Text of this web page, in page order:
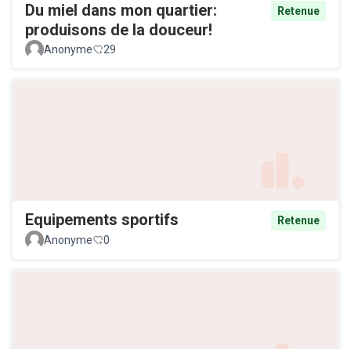
Du miel dans mon quartier:
produisons de la douceur!
Retenue
Anonyme 29
Equipements sportifs
Retenue
Anonyme
0